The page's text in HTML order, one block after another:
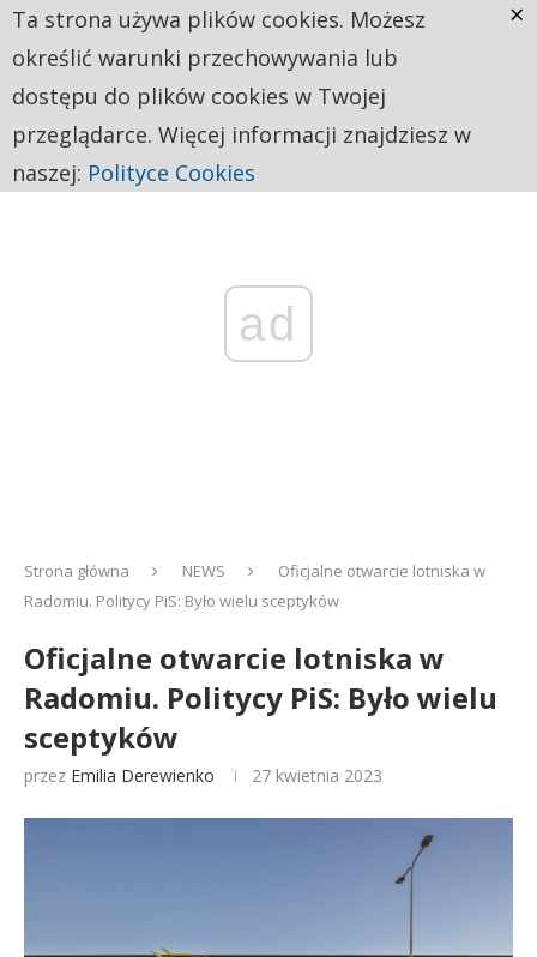
ad
Strona główna NEWS
Oficjalne otwarcie lotniska w
Radomiu. Politycy PiS: Było wielu sceptyków
Oficjalne otwarcie lotniska w
Radomiu. Politycy PiS: Było wielu
sceptyków
przez Emilia Derewienko 27 kwietnia 2023
Ta strona używa plików cookies. Możesz
określić warunki przechowywania lub
dostępu do plików cookies w Twojej
przeglądarce. Więcej informacji znajdziesz w
naszej: Polityce Cookies
×